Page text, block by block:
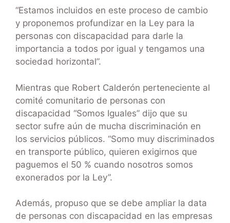
“Estamos incluidos en este proceso de cambio
y proponemos profundizar en la Ley para la
personas con discapacidad para darle la
importancia a todos por igual y tengamos una
sociedad horizontal”.
Mientras que Robert Calderón perteneciente al
comité comunitario de personas con
discapacidad “Somos Iguales” dijo que su
sector sufre aún de mucha discriminación en
los servicios públicos. “Somo muy discriminados
en transporte público, quieren exigirnos que
paguemos el 50 % cuando nosotros somos
exonerados por la Ley”.
Además, propuso que se debe ampliar la data
de personas con discapacidad en las empresas